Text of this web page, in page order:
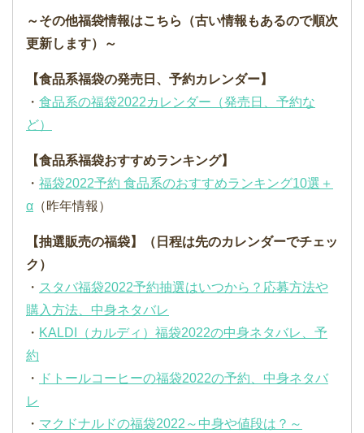
～その他福袋情報はこちら（古い情報もあるので順次
更新します）～
【食品系福袋の発売日、予約カレンダー】
・ 食品系の福袋2022カレンダー（発売日、予約な
ど）
【食品系福袋おすすめランキング】
・ 福袋2022予約 食品系のおすすめランキング10選＋
α （昨年情報）
【抽選販売の福袋】（日程は先のカレンダーでチェッ
ク）
・ スタバ福袋2022予約抽選はいつから？応募方法や
購入方法、中身ネタバレ
・ KALDI（カルディ）福袋2022の中身ネタバレ、予
約
・
ドトールコーヒーの福袋2022の予約、中身ネタバ
レ
・ マクドナルドの福袋2022～中身や値段は？～